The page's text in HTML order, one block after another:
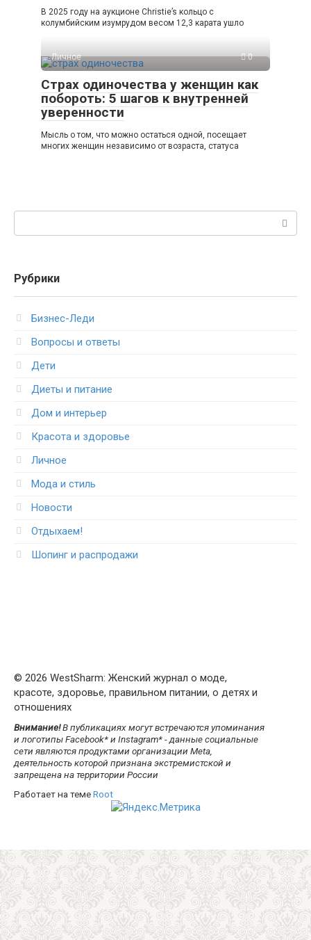
В 2025 году на аукционе Christie’s кольцо с
колумбийским изумрудом весом 12,3 карата ушло
Личное 0
Страх одиночества у женщин как
побороть: 5 шагов к внутренней
уверенности
Мысль о том, что можно остаться одной, посещает
многих женщин независимо от возраста, статуса
Рубрики
Бизнес-Леди
Вопросы и ответы
Дети
Диеты и питание
Дом и интерьер
Красота и здоровье
Личное
Мода и стиль
Новости
Отдыхаем!
Шопинг и распродажи
© 2026 WestSharm: Женский журнал о моде,
красоте, здоровье, правильном питании, о детях и
отношениях
Внимание!В публикациях могут встречаются упоминания
и логотипы Facebook* и Instagram* - данные социальные
сети являются продуктами организации Meta,
деятельность которой признана экстремистской и
запрещена на территории России
Работает на темеRoot